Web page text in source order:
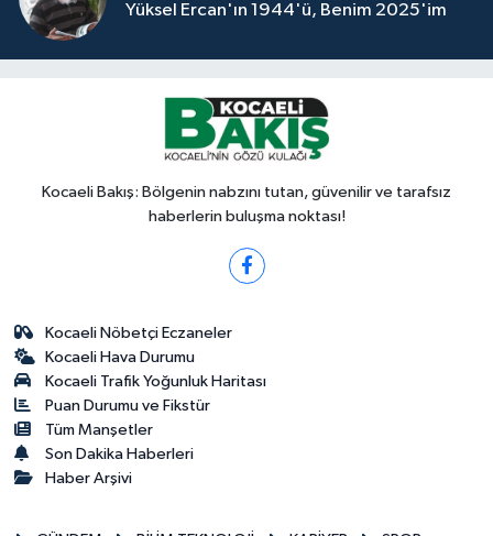
Yüksel Ercan'ın 1944'ü, Benim 2025'im
Kocaeli Bakış: Bölgenin nabzını tutan, güvenilir ve tarafsız
haberlerin buluşma noktası!
Kocaeli Nöbetçi Eczaneler
Kocaeli Hava Durumu
Kocaeli Trafik Yoğunluk Haritası
Puan Durumu ve Fikstür
Tüm Manşetler
Son Dakika Haberleri
Haber Arşivi